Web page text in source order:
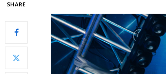
SHARE